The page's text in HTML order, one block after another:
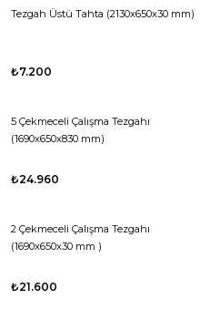
Tezgah Üstü Tahta (2130x650x30 mm)
₺7.200
5 Çekmeceli Çalışma Tezgahı
(1690x650x830 mm)
₺24.960
2 Çekmeceli Çalışma Tezgahı
(1690x650x30 mm )
₺21.600